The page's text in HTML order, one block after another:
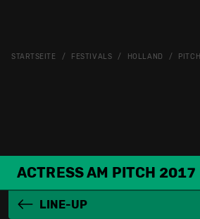
STARTSEITE FESTIVALS HOLLAND PITCH
ACTRESS AM PITCH 2017
LINE-UP